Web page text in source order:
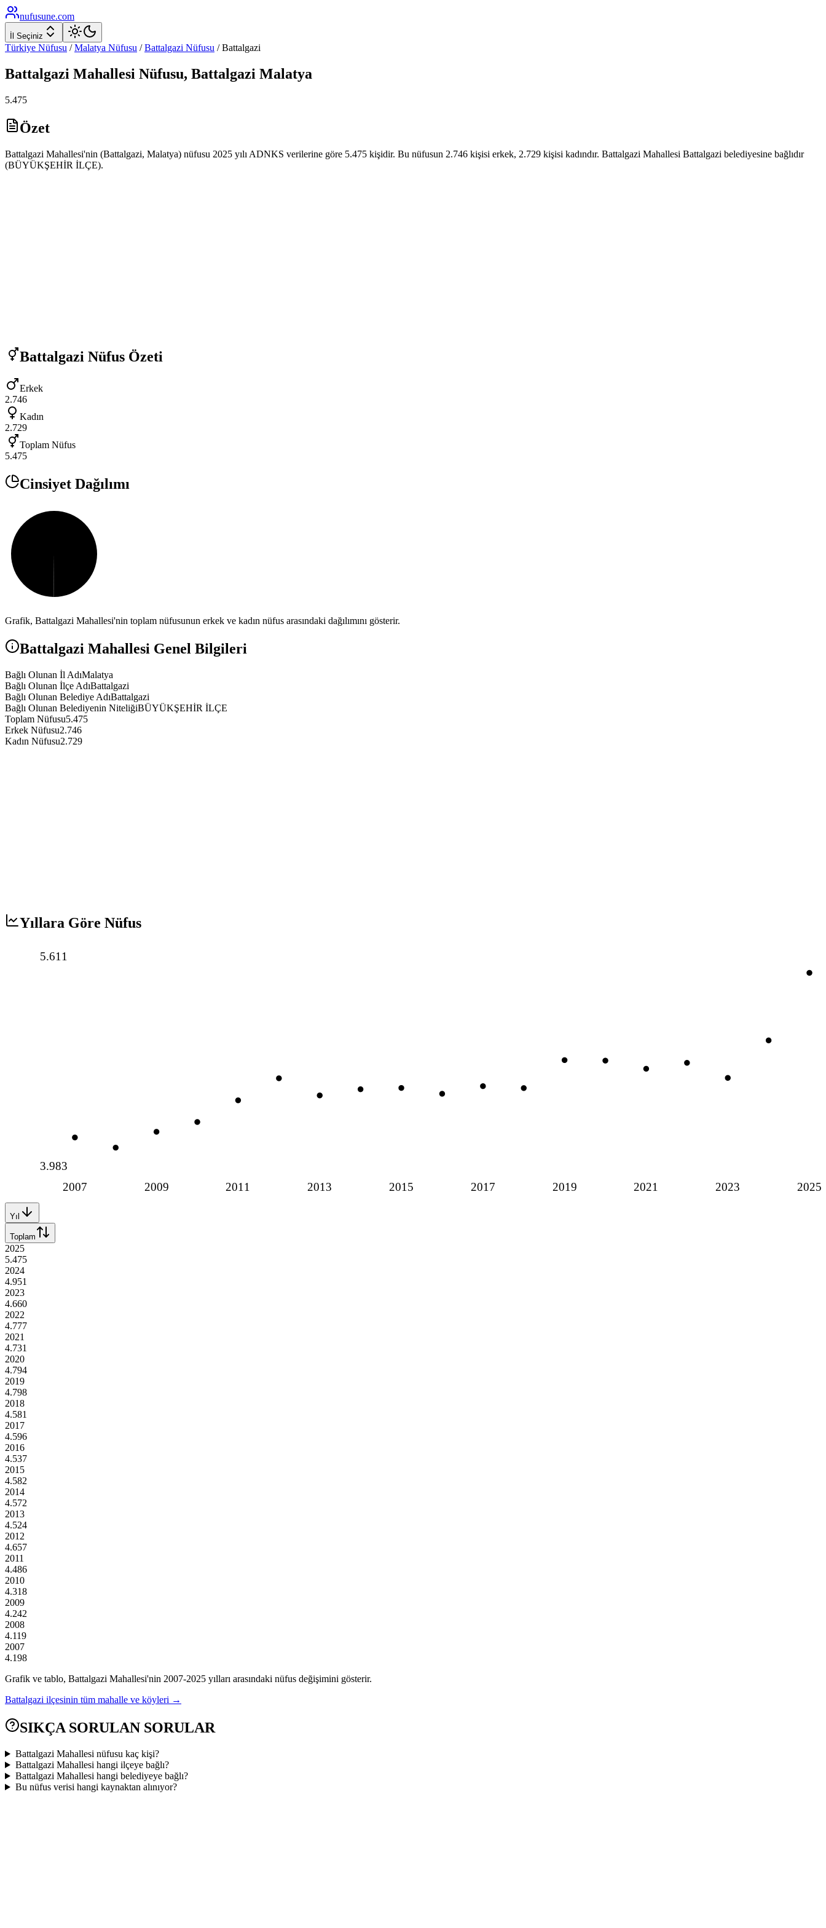
nufusune.com
İl Seçiniz
Türkiye Nüfusu / Malatya Nüfusu / Battalgazi Nüfusu /Battalgazi
Battalgazi Mahallesi Nüfusu, Battalgazi Malatya
5.475
Özet
Battalgazi Mahallesi'nin (Battalgazi, Malatya) nüfusu 2025 yılı ADNKS verilerine göre 5.475 kişidir. Bu nüfusun 2.746 kişisi erkek, 2.729 kişisi kadındır. Battalgazi Mahallesi Battalgazi belediyesine bağlıdır
(BÜYÜKŞEHİR İLÇE).
Battalgazi Nüfus Özeti
Erkek
2.746
Kadın
2.729
Toplam Nüfus
5.475
Cinsiyet Dağılımı
Grafik, Battalgazi Mahallesi'nin toplam nüfusunun erkek ve kadın nüfus arasındaki dağılımını gösterir.
Battalgazi Mahallesi Genel Bilgileri
Bağlı Olunan İl AdıMalatya
Bağlı Olunan İlçe AdıBattalgazi
Bağlı Olunan Belediye AdıBattalgazi
Bağlı Olunan Belediyenin NiteliğiBÜYÜKŞEHİR İLÇE
Toplam Nüfusu5.475
Erkek Nüfusu2.746
Kadın Nüfusu2.729
Yıllara Göre Nüfus
2007 2009 2011 2013 2015 2017 2019 2021 2023 2025
5.611
3.983
Yıl
Toplam
2025
5.475
2024
4.951
2023
4.660
2022
4.777
2021
4.731
2020
4.794
2019
4.798
2018
4.581
2017
4.596
2016
4.537
2015
4.582
2014
4.572
2013
4.524
2012
4.657
2011
4.486
2010
4.318
2009
4.242
2008
4.119
2007
4.198
Grafik ve tablo, Battalgazi Mahallesi'nin 2007-2025 yılları arasındaki nüfus değişimini gösterir.
Battalgazi ilçesinin tüm mahalle ve köyleri →
SIKÇA SORULAN SORULAR
Battalgazi Mahallesi nüfusu kaç kişi?
Battalgazi Mahallesi hangi ilçeye bağlı?
Battalgazi Mahallesi hangi belediyeye bağlı?
Bu nüfus verisi hangi kaynaktan alınıyor?